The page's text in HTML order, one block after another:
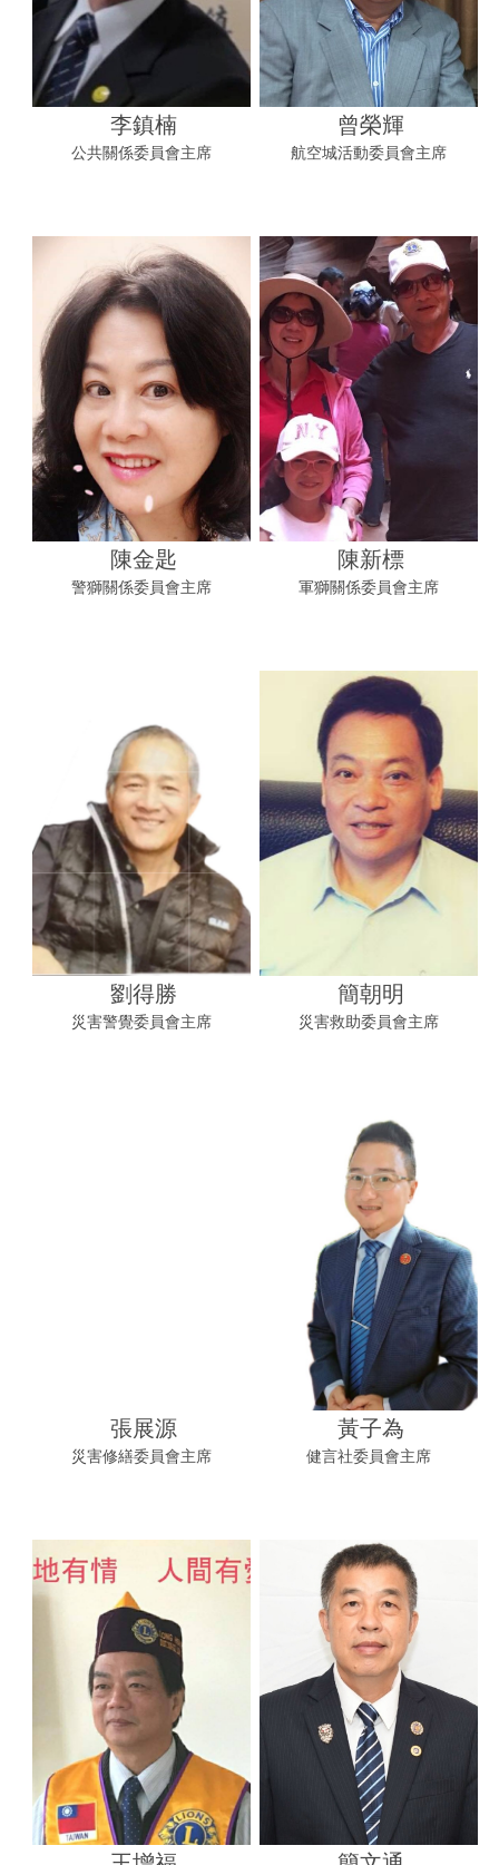
李鎮楠
公共關係委員會主席
曾榮輝
航空城活動委員會主席
陳金匙
警獅關係委員會主席
陳新標
軍獅關係委員會主席
劉得勝
災害警覺委員會主席
簡朝明
災害救助委員會主席
張展源
災害修繕委員會主席
黃子為
健言社委員會主席